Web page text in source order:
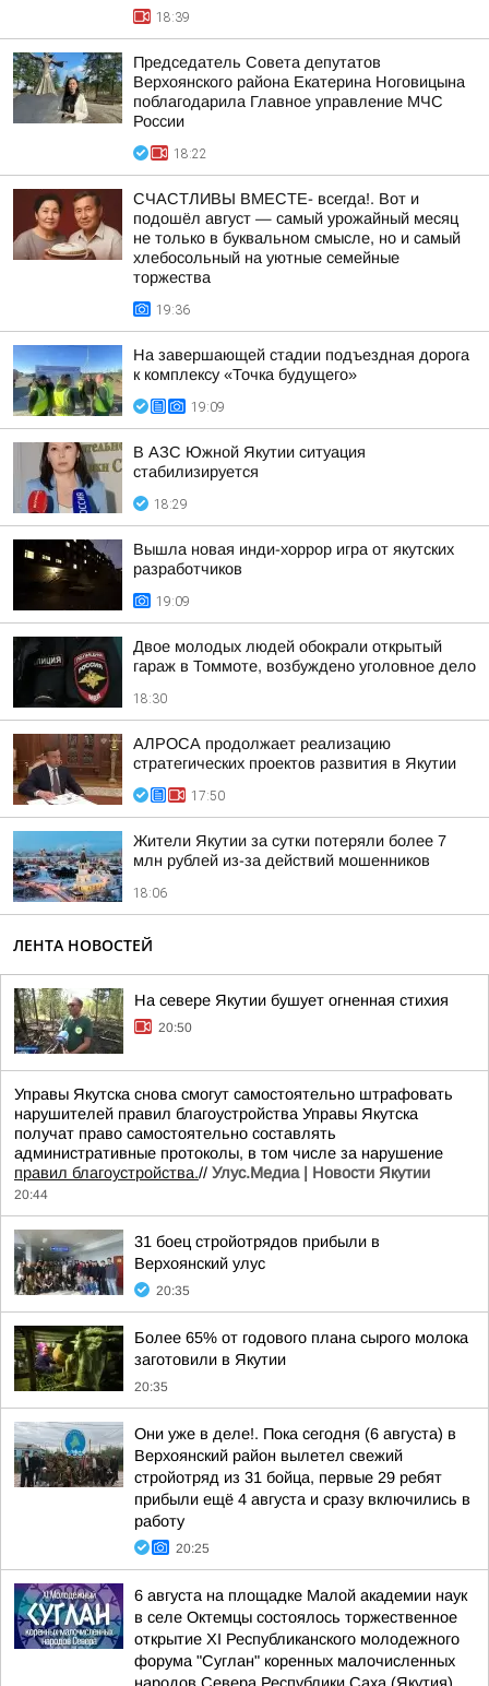
18:39
Председатель Совета депутатов
Верхоянского района Екатерина Ноговицына
поблагодарила Главное управление МЧС
России
18:22
СЧАСТЛИВЫ ВМЕСТЕ- всегда!. Вот и
подошёл август — самый урожайный месяц
не только в буквальном смысле, но и самый
хлебосольный на уютные семейные
торжества
19:36
На завершающей стадии подъездная дорога
к комплексу «Точка будущего»
19:09
В АЗС Южной Якутии ситуация
стабилизируется
18:29
Вышла новая инди-хоррор игра от якутских
разработчиков
19:09
Двое молодых людей обокрали открытый
гараж в Томмоте, возбуждено уголовное дело
18:30
АЛРОСА продолжает реализацию
стратегических проектов развития в Якутии
17:50
Жители Якутии за сутки потеряли более 7
млн рублей из-за действий мошенников
18:06
ЛЕНТА НОВОСТЕЙ
На севере Якутии бушует огненная стихия
20:50
Управы Якутска снова смогут самостоятельно штрафовать
нарушителей правил благоустройства Управы Якутска
получат право самостоятельно составлять
административные протоколы, в том числе за нарушение
правил благоустройства.// Улус.Медиа | Новости Якутии
20:44
31 боец стройотрядов прибыли в
Верхоянский улус
20:35
Более 65% от годового плана сырого молока
заготовили в Якутии
20:35
Они уже в деле!. Пока сегодня (6 августа) в
Верхоянский район вылетел свежий
стройотряд из 31 бойца, первые 29 ребят
прибыли ещё 4 августа и сразу включились в
работу
20:25
6 августа на площадке Малой академии наук
в селе Октемцы состоялось торжественное
открытие XI Республиканского молодежного
форума "Суглан" коренных малочисленных